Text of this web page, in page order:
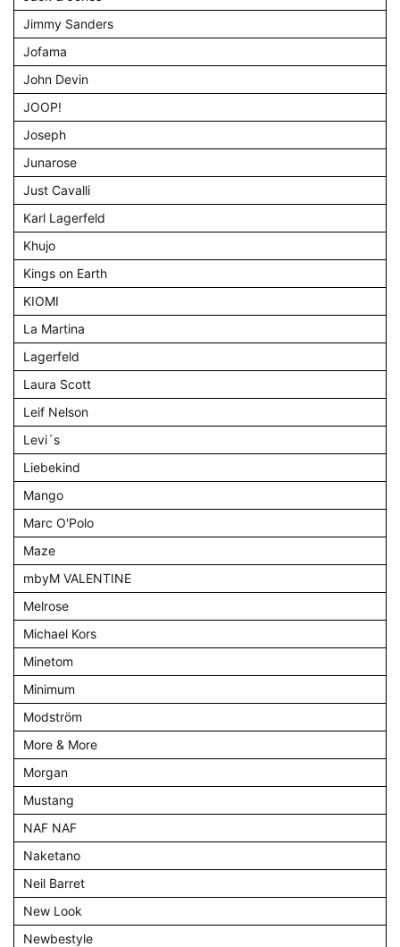
Jimmy Sanders
Jofama
John Devin
JOOP!
Joseph
Junarose
Just Cavalli
Karl Lagerfeld
Khujo
Kings on Earth
KIOMI
La Martina
Lagerfeld
Laura Scott
Leif Nelson
Levi´s
Liebekind
Mango
Marc O'Polo
Maze
mbyM VALENTINE
Melrose
Michael Kors
Minetom
Minimum
Modström
More & More
Morgan
Mustang
NAF NAF
Naketano
Neil Barret
New Look
Newbestyle